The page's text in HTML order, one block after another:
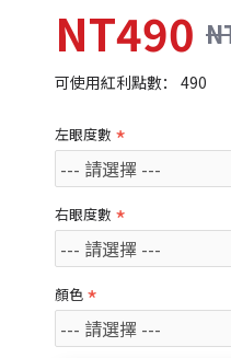
NT490
可使用紅利點數： 490
左眼度數
右眼度數
顏色